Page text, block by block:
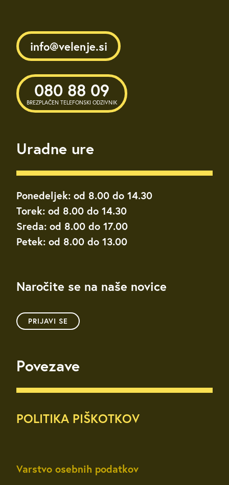
info@velenje.si
080 88 09
BREZPLAČEN TELEFONSKI ODZIVNIK
Uradne ure
Ponedeljek: od 8.00 do 14.30
Torek: od 8.00 do 14.30
Sreda: od 8.00 do 17.00
Petek: od 8.00 do 13.00
Naročite se na naše novice
PRIJAVI SE
Povezave
POLITIKA PIŠKOTKOV
Varstvo osebnih podatkov